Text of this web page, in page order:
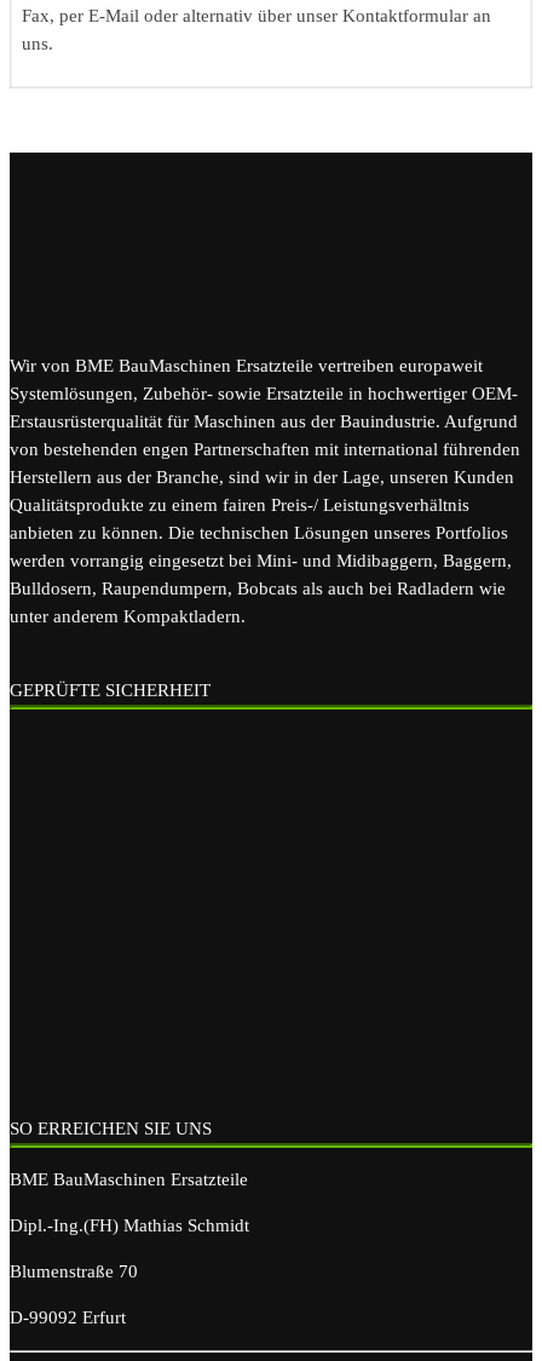
Fax, per E-Mail oder alternativ über unser Kontaktformular an
uns.
Wir von BME BauMaschinen Ersatzteile vertreiben europaweit
Systemlösungen, Zubehör- sowie Ersatzteile in hochwertiger OEM-
Erstausrüsterqualität für Maschinen aus der Bauindustrie. Aufgrund
von bestehenden engen Partnerschaften mit international führenden
Herstellern aus der Branche, sind wir in der Lage, unseren Kunden
Qualitätsprodukte zu einem fairen Preis-/ Leistungsverhältnis
anbieten zu können. Die technischen Lösungen unseres Portfolios
werden vorrangig eingesetzt bei Mini- und Midibaggern, Baggern,
Bulldosern, Raupendumpern, Bobcats als auch bei Radladern wie
unter anderem Kompaktladern.
GEPRÜFTE SICHERHEIT
SO ERREICHEN SIE UNS
BME BauMaschinen Ersatzteile
Dipl.-Ing.(FH) Mathias Schmidt
Blumenstraße 70
D-99092 Erfurt